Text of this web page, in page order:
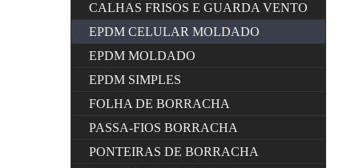
CALHAS FRISOS E GUARDA VENTO
EPDM CELULAR MOLDADO
EPDM MOLDADO
EPDM SIMPLES
FOLHA DE BORRACHA
PASSA-FIOS BORRACHA
PONTEIRAS DE BORRACHA